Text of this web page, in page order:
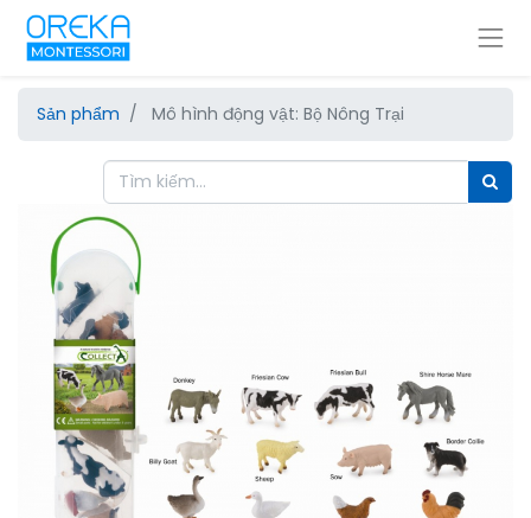
Sản phẩm Mô hình động vật: Bộ Nông Trại